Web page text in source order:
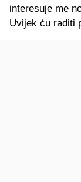
interesuje me
Uvijek ću raditi